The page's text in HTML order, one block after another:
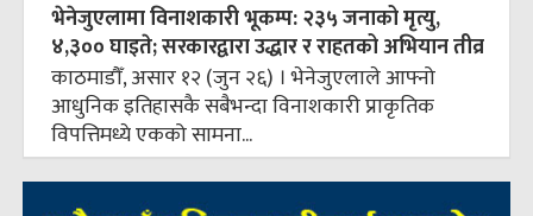
भेनेजुएलामा विनाशकारी भूकम्प: २३५ जनाको मृत्यु,
४,३०० घाइते; सरकारद्वारा उद्धार र राहतको अभियान तीव्र
काठमाडौँ, असार १२ (जुन २६) । भेनेजुएलाले आफ्नो
आधुनिक इतिहासकै सबैभन्दा विनाशकारी प्राकृतिक
विपत्तिमध्ये एकको सामना...